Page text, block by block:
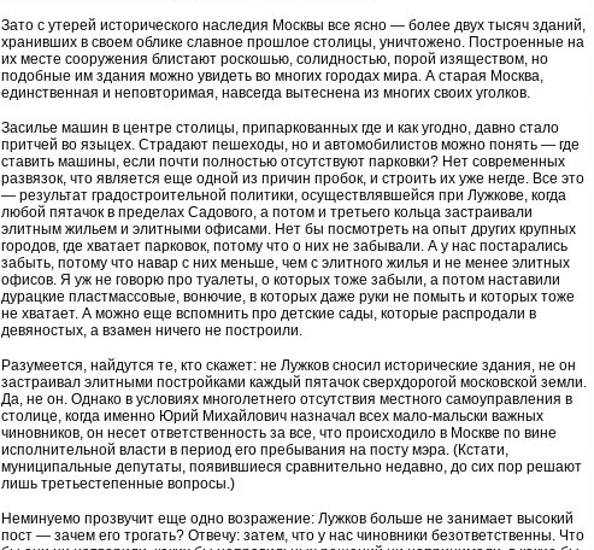
Зато с утерей исторического наследия Москвы все ясно — более двух тысяч зданий,
хранивших в своем облике славное прошлое столицы, уничтожено. Построенные на
их месте сооружения блистают роскошью, солидностью, порой изяществом, но
подобные им здания можно увидеть во многих городах мира. А старая Москва,
единственная и неповторимая, навсегда вытеснена из многих своих уголков.
Засилье машин в центре столицы, припаркованных где и как угодно, давно стало
притчей во языцех. Страдают пешеходы, но и автомобилистов можно понять — где
ставить машины, если почти полностью отсутствуют парковки? Нет современных
развязок, что является еще одной из причин пробок, и строить их уже негде. Все это
— результат градостроительной политики, осуществлявшейся при Лужкове, когда
любой пятачок в пределах Садового, а потом и третьего кольца застраивали
элитным жильем и элитными офисами. Нет бы посмотреть на опыт других крупных
городов, где хватает парковок, потому что о них не забывали. А у нас постарались
забыть, потому что навар с них меньше, чем с элитного жилья и не менее элитных
офисов. Я уж не говорю про туалеты, о которых тоже забыли, а потом наставили
дурацкие пластмассовые, вонючие, в которых даже руки не помыть и которых тоже
не хватает. А можно еще вспомнить про детские сады, которые распродали в
девяностых, а взамен ничего не построили.
Разумеется, найдутся те, кто скажет: не Лужков сносил исторические здания, не он
застраивал элитными постройками каждый пятачок сверхдорогой московской земли.
Да, не он. Однако в условиях многолетнего отсутствия местного самоуправления в
столице, когда именно Юрий Михайлович назначал всех мало-мальски важных
чиновников, он несет ответственность за все, что происходило в Москве по вине
исполнительной власти в период его пребывания на посту мэра. (Кстати,
муниципальные депутаты, появившиеся сравнительно недавно, до сих пор решают
лишь третьестепенные вопросы.)
Неминуемо прозвучит еще одно возражение: Лужков больше не занимает высокий
пост — зачем его трогать? Отвечу: затем, что у нас чиновники безответственны. Что